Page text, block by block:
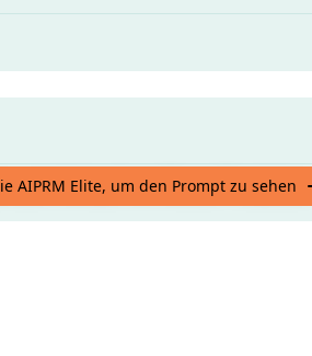
zum Verkauf von Monat-Produkten
AIPRM Elite, um den Prompt zu sehen